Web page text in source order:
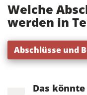
Welche
werden in
Abschlüsse und
Das